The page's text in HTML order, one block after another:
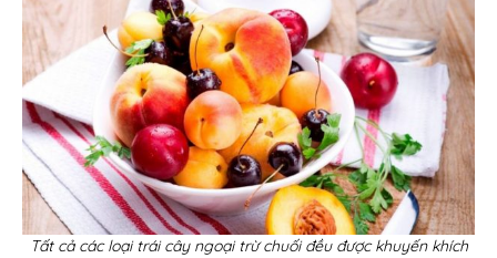
Tất cả các loại trái cây ngoại trừ chuối đều được khuyến khích